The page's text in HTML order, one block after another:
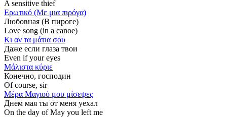
A sensitive thief
Ερωτικό (Με μια πιρόγα)
Любовная (В пироге)
Love song (in a canoe)
Κι αν τα μάτια σου
Даже если глаза твои
Even if your eyes
Μάλιστα κύριε
Конечно, господин
Of course, sir
Μέρα Μαγιού μου μίσεψες
Днем мая ты от меня уехал
On the day of May you left me